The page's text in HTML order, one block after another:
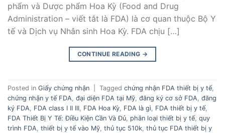
phẩm và Dược phẩm Hoa Kỳ (Food and Drug
Administration – viết tắt là FDA) là cơ quan thuộc Bộ Y
tế và Dịch vụ Nhân sinh Hoa Kỳ. FDA chịu […]
CONTINUE READING →
Posted in Giấy chứng nhận Tagged chứng nhận FDA thiết bị y tế,
chứng nhận y tế FDA, đại diện FDA tại Mỹ, đăng ký cơ sở FDA, đăng
ký FDA, FDA class I II III, FDA Hoa Kỳ, FDA là gì, FDA thiết bị y tế,
FDA Thiết Bị Y Tế: Điều Kiện Cần Và Đủ, phân loại thiết bị y tế, quy
trình FDA, thiết bị y tế vào Mỹ, thủ tục 510k, thủ tục FDA thiết bị y